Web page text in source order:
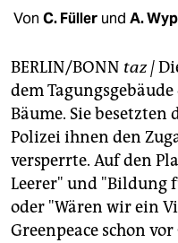
fragen & hilfe
abo
genossenschaft
epaper login
Von C. Füller und A.
BERLIN/BONN taz |
dem
Bäume. Sie
Polizei ihnen den
versperrte. Auf den
Leerer" und "Bildung
oder "Wären wir ein
Greenpeace schon